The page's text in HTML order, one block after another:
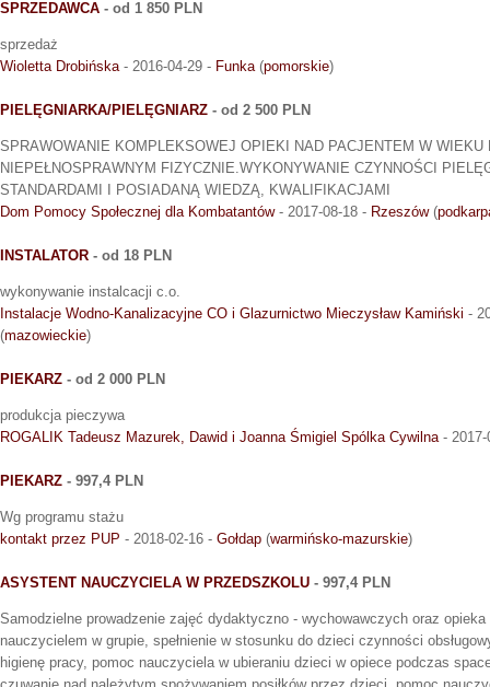
SPRZEDAWCA - od 1 850 PLN
sprzedaż
Wioletta Drobińska- 2016-04-29 - Funka(pomorskie)
PIELĘGNIARKA/PIELĘGNIARZ - od 2 500 PLN
SPRAWOWANIE KOMPLEKSOWEJ OPIEKI NAD PACJENTEM W WIEKU
NIEPEŁNOSPRAWNYM FIZYCZNIE.WYKONYWANIE CZYNNOŚCI
STANDARDAMI I POSIADANĄ WIEDZĄ, KWALIFIKACJAMI
Dom Pomocy Społecznej dla Kombatantów- 2017-08-18 - Rzeszów(
INSTALATOR - od 18 PLN
wykonywanie instalcacji c.o.
Instalacje Wodno-Kanalizacyjne CO i Glazurnictwo Mieczysław Kamiński -
(mazowieckie)
PIEKARZ - od 2 000 PLN
produkcja pieczywa
ROGALIK Tadeusz Mazurek, Dawid i Joanna Śmigiel Spólka Cywilna-
PIEKARZ - 997,4 PLN
Wg programu stażu
kontakt przez PUP - 2018-02-16 - Gołdap (warmińsko-mazurskie)
ASYSTENT NAUCZYCIELA W PRZEDSZKOLU - 997,4 PLN
Samodzielne prowadzenie zajęć dydaktyczno - wychowawczych oraz opieka
nauczycielem w grupie, spełnienie w stosunku do dzieci czynności
higienę pracy, pomoc nauczyciela w ubieraniu dzieci w opiece podczas